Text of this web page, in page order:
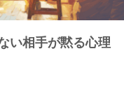
い相手が黙る心理